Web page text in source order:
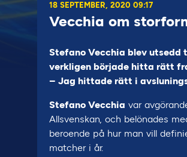
18 SEPTEMBER, 2020 09:17
Vecchia om
Stefano Vecchia blev utsedd
verkligen började hitta rätt
– Jag hittade rätt i
Stefano Vecchia var
Allsvenskan, och belönades
beroende på hur man vill
matcher i år.